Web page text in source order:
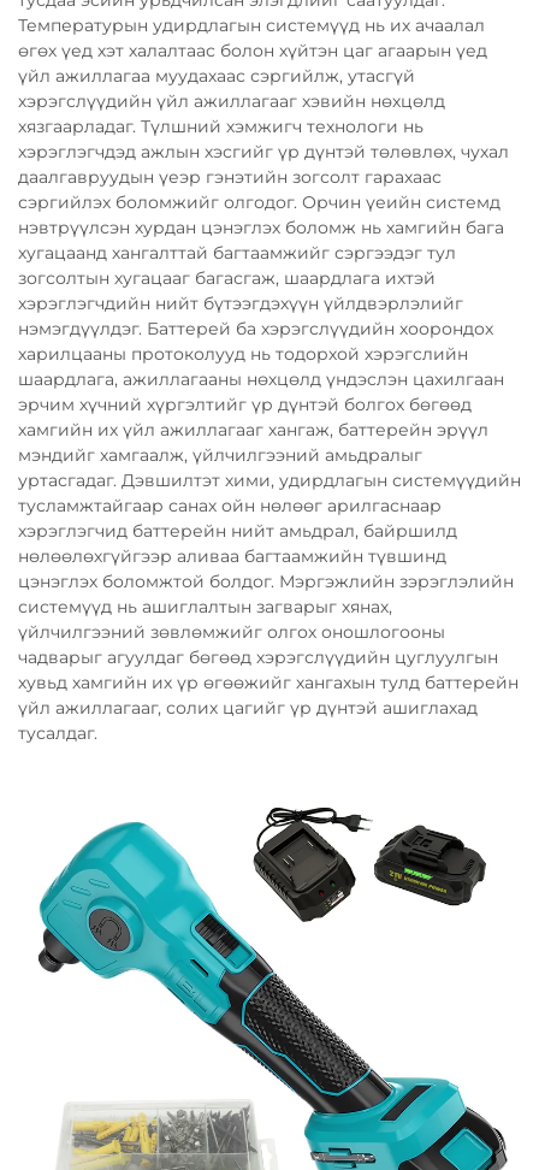
Температурын удирдлагын системүүд нь их ачаалал
өгөх үед хэт халалтаас болон хүйтэн цаг агаарын үед
үйл ажиллагаа муудахаас сэргийлж, утасгүй
хэрэгслүүдийн үйл ажиллагааг хэвийн нөхцөлд
хязгаарладаг. Түлшний хэмжигч технологи нь
хэрэглэгчдэд ажлын хэсгийг үр дүнтэй төлөвлөх, чухал
даалгавруудын үеэр гэнэтийн зогсолт гарахаас
сэргийлэх боломжийг олгодог. Орчин үеийн системд
нэвтрүүлсэн хурдан цэнэглэх боломж нь хамгийн бага
хугацаанд хангалттай багтаамжийг сэргээдэг тул
зогсолтын хугацааг багасгаж, шаардлага ихтэй
хэрэглэгчдийн нийт бүтээгдэхүүн үйлдвэрлэлийг
нэмэгдүүлдэг. Баттерей ба хэрэгслүүдийн хоорондох
харилцааны протоколууд нь тодорхой хэрэгслийн
шаардлага, ажиллагааны нөхцөлд үндэслэн цахилгаан
эрчим хүчний хүргэлтийг үр дүнтэй болгох бөгөөд
хамгийн их үйл ажиллагааг хангаж, баттерейн эрүүл
мэндийг хамгаалж, үйлчилгээний амьдралыг
уртасгадаг. Дэвшилтэт хими, удирдлагын системүүдийн
тусламжтайгаар санах ойн нөлөөг арилгаснаар
хэрэглэгчид баттерейн нийт амьдрал, байршилд
нөлөөлөхгүйгээр аливаа багтаамжийн түвшинд
цэнэглэх боломжтой болдог. Мэргэжлийн зэрэглэлийн
системүүд нь ашиглалтын загварыг хянах,
үйлчилгээний зөвлөмжийг олгох оношлогооны
чадварыг агуулдаг бөгөөд хэрэгслүүдийн цуглуулгын
хувьд хамгийн их үр өгөөжийг хангахын тулд баттерейн
үйл ажиллагааг, солих цагийг үр дүнтэй ашиглахад
тусалдаг.